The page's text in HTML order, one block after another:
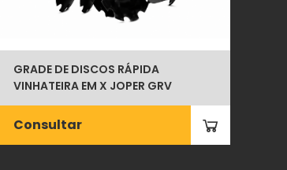
GRADE DE DISCOS RÁPIDA
VINHATEIRA EM X JOPER GRV
Consultar